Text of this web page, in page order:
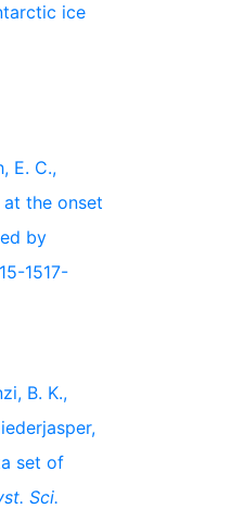
ice
E. C.,
at the onset
by
1517-
B. K.,
set of
Sci.